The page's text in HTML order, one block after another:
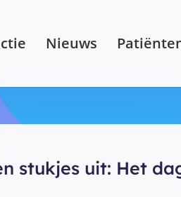
Nieuws
stukjes uit: Het